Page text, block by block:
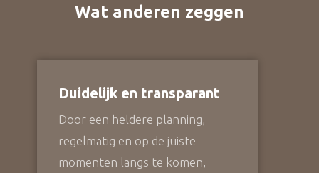
Wat anderen zeggen
Duidelijk en transparant
Door een heldere planning,
regelmatig en op de juiste
momenten langs te komen,